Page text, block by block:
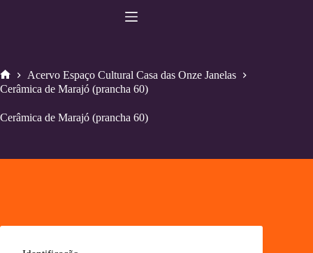
Home
Acervo Espaço Cultural Casa das Onze Janelas
Cerâmica de Marajó (prancha 60)
Cerâmica de Marajó (prancha 60)